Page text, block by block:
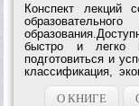
Конспект лекций
быстро и легко
подготовиться и
классификация,
экономике
проектов,
О КНИГЕ